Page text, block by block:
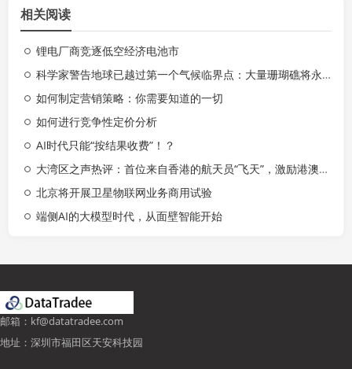
相关阅读
锂电厂商竞逐低空经济电池市
科学家警告地球已越过第一个气候临界点：大量珊瑚礁将永久消失，海平面不可逆上升数米
如何制定营销策略：你需要知道的一切
如何进行竞争性定价分析
AI时代只能“按结果收费”！？
大湾区之声热评：首位来自香港的航天员“飞天”，激励港澳更好融入和服务国家发展大局
北京将开展卫星物联网业务商用试验
端侧AI的大模型时代，从面壁智能开始
邮箱：kf@datatradee.com
地址：深圳市福田区天安科技园